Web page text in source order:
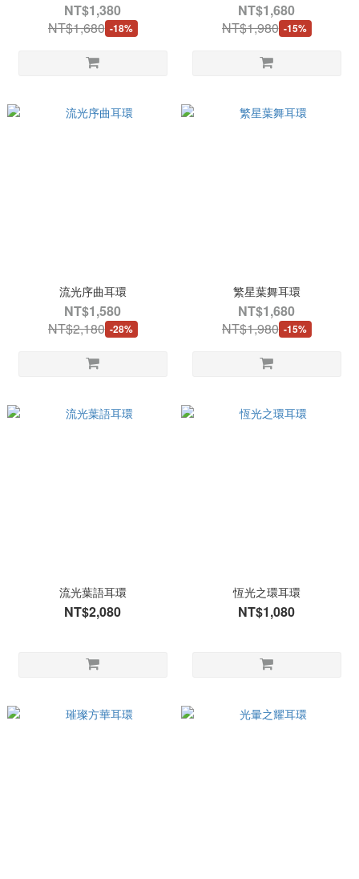
NT$1,380
NT$1,680 -18%
NT$1,680
NT$1,980 -15%
流光序曲耳環
NT$1,580
NT$2,180 -28%
繁星葉舞耳環
NT$1,680
NT$1,980 -15%
流光葉語耳環
NT$2,080
恆光之環耳環
NT$1,080